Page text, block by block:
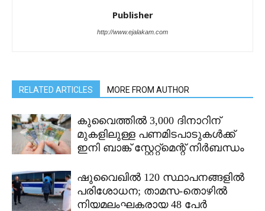
Publisher
http://www.ejalakam.com
RELATED ARTICLES MORE FROM AUTHOR
കുവൈത്തിൽ 3,000 ദിനാറിന്
മുകളിലുള്ള പണമിടപാടുകൾക്ക്
ഇനി ബാങ്ക് സ്റ്റേറ്റ്മെന്റ് നിർബന്ധം
ഷുവൈഖിൽ 120 സ്ഥാപനങ്ങളിൽ
പരിശോധന; താമസ-തൊഴിൽ
നിയമലംഘകരായ 48 പേർ